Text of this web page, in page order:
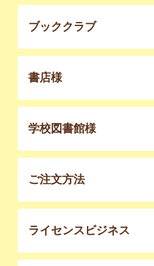
ブッククラブ
書店様
学校図書館様
ご注文方法
ライセンスビジネス